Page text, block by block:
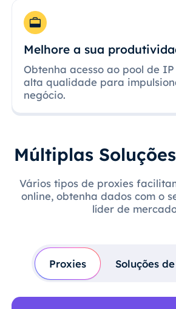
Melhore a sua
Obtenha acesso ao pool de
alta qualidade para
negócio.
Múltiplas
Vários tipos de proxies
online, obtenha dados com o
líder de
Proxies Soluções